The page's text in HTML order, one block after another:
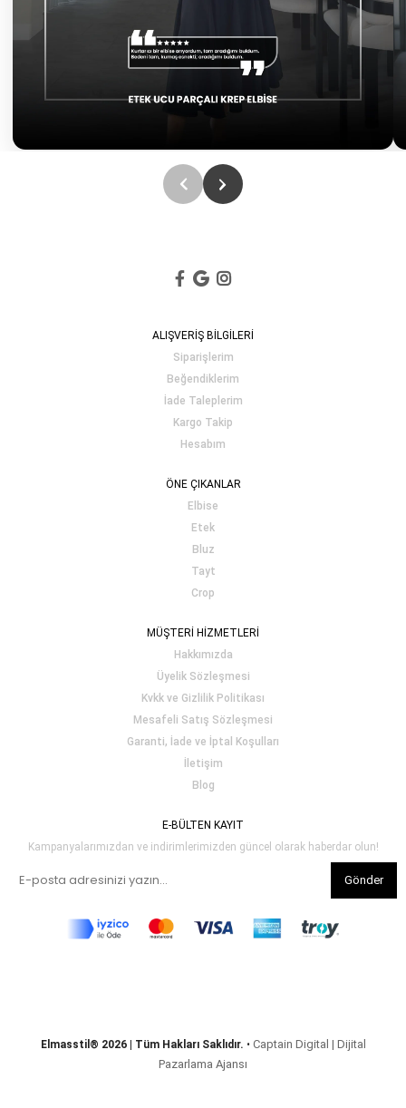
ALIŞVERİŞ BİLGİLERİ
Siparişlerim
Beğendiklerim
İade Taleplerim
Kargo Takip
Hesabım
ÖNE ÇIKANLAR
Elbise
Etek
Bluz
Tayt
Crop
MÜŞTERİ HİZMETLERİ
Hakkımızda
Üyelik Sözleşmesi
Kvkk ve Gizlilik Politikası
Mesafeli Satış Sözleşmesi
Garanti, İade ve İptal Koşulları
İletişim
Blog
E-BÜLTEN KAYIT
Kampanyalarımızdan ve indirimlerimizden güncel olarak haberdar olun!
Gönder
Elmasstil® 2026 | Tüm Hakları Saklıdır. • Captain Digital | Dijital
Pazarlama Ajansı